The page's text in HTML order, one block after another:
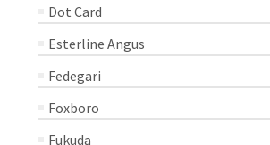
Dot Card
Esterline Angus
Fedegari
Foxboro
Fukuda